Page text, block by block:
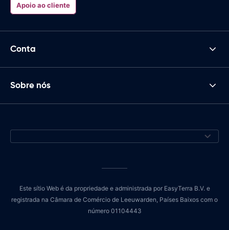
Apoio ao cliente
Conta
Sobre nós
Este sítio Web é da propriedade e administrada por EasyTerra B.V. e
registrada na Câmara de Comércio de Leeuwarden, Países Baixos com o
número 01104443